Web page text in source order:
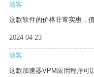
游客
这款软件的价格非常实惠，值
2024-04-23
游客
这款加速器VPM应用程序可